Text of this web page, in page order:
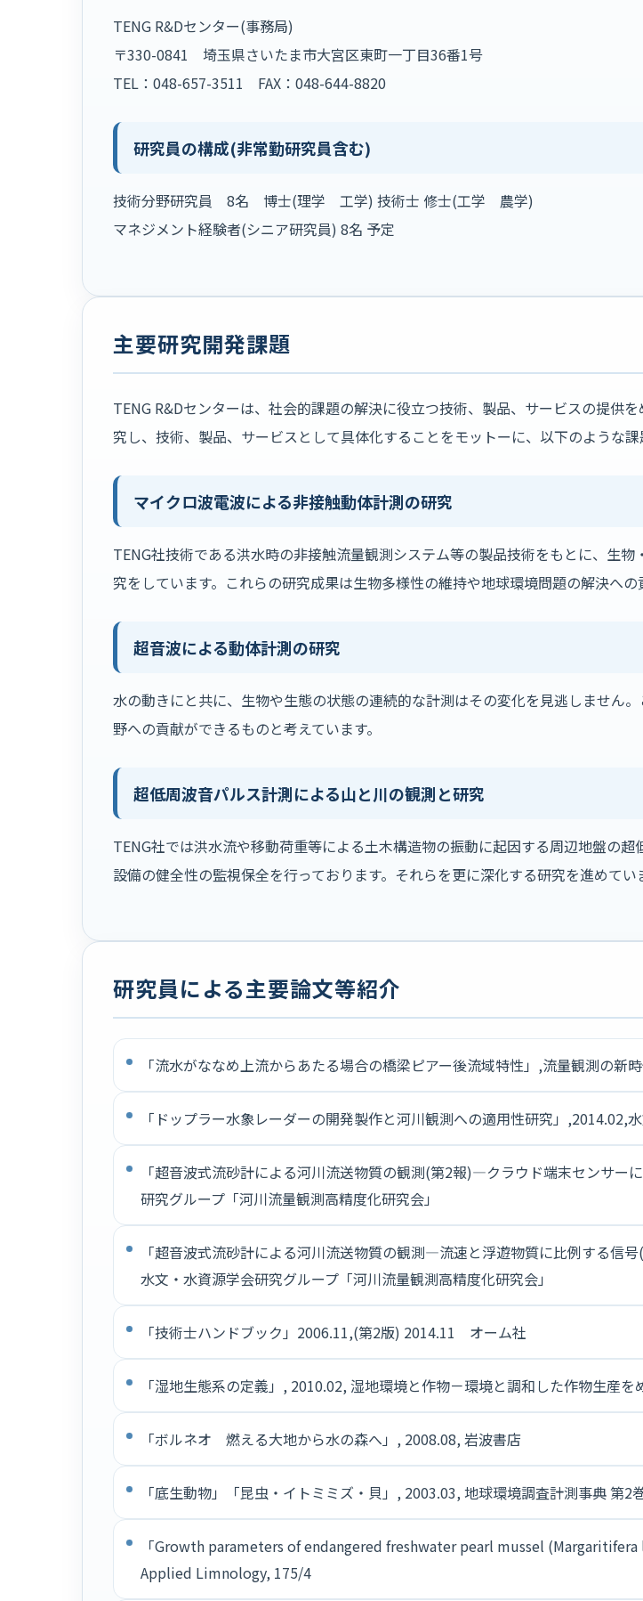
TENG R&Dセンター(事務局)
〒330-0841 埼玉県さいたま市大宮区東町一丁目36番1号
TEL：048-657-3511 FAX：048-644-8820
研究員の構成(非常勤研究員含む)
技術分野研究員 8名 博士(理学 工学) 技術士 修士(工学 農学)
マネジメント経験者(シニア研究員) 8名 予定
主要研究開発課題
TENG R&Dセンターは、社会的課題の解決に役立つ技術、製品、サービスの提供
究し、技術、製品、サービスとして具体化することをモットーに、以下のような課
マイクロ波電波による非接触動体計測の研究
TENG社技術である洪水時の非接触流量観測システム等の製品技術をもとに、生
究をしています。これらの研究成果は生物多様性の維持や地球環境問題の解決への
超音波による動体計測の研究
水の動きにと共に、生物や生態の状態の連続的な計測はその変化を見逃しません
野への貢献ができるものと考えています。
超低周波音パルス計測による山と川の観測と研究
TENG社では洪水流や移動荷重等による土木構造物の振動に起因する周辺地盤の超
設備の健全性の監視保全を行っております。それらを更に深化する研究を進めてい
研究員による主要論文等紹介
「流水がななめ上流からあたる場合の橋梁ピアー後流域特性」,流量観測の新
「ドップラー水象レーダーの開発製作と河川観測への適用性研究」,2014.02,
「超音波式流砂計による河川流送物質の観測(第2報)―クラウド端末センサ
研究グループ「河川流量観測高精度化研究会」
「超音波式流砂計による河川流送物質の観測―流速と浮遊物質に比例する
水文・水資源学会研究グループ「河川流量観測高精度化研究会」
「技術士ハンドブック」2006.11,(第2版) 2014.11 オーム社
「湿地生態系の定義」, 2010.02, 湿地環境と作物－環境と調和した作物生産を
「ボルネオ 燃える大地から水の森へ」, 2008.08, 岩波書店
「底生動物」「昆虫・イトミミズ・貝」, 2003.03, 地球環境調査計測事典 第
「Growth parameters of endangered freshwater pearl mussel
Applied Limnology, 175/4